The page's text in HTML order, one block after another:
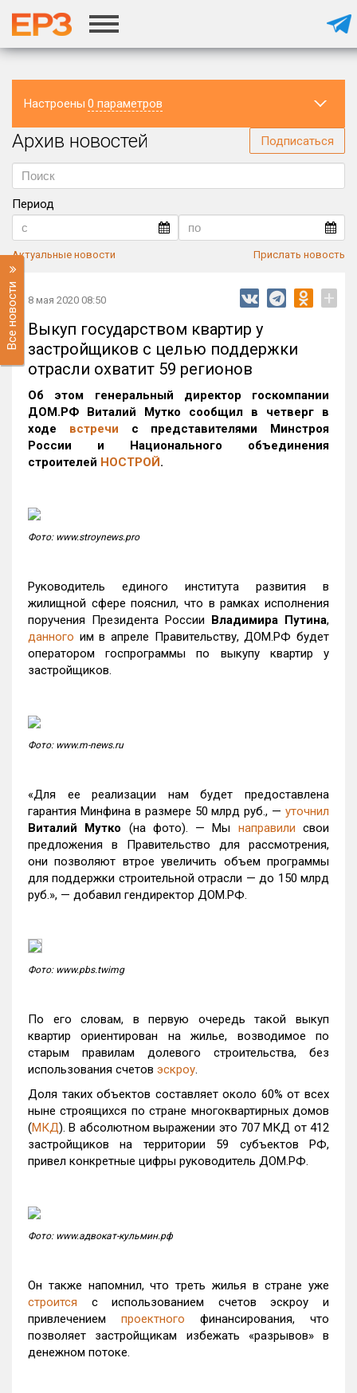
Настроены 0 параметров
Регион
Архив новостей Подписаться
Период
Актуальные новости Прислать новость
Все новости 8 мая 2020 08:50 +
Выкуп государством квартир у
застройщиков с целью поддержки
отрасли охватит 59 регионов
Об этом генеральный директор госкомпании
ДОМ.РФ Виталий Мутко сообщил в четверг в
ходе встречи с представителями Минстроя
России и Национального объединения
строителей НОСТРОЙ.
Фото: www.stroynews.pro
Руководитель единого института развития в
жилищной сфере пояснил, что в рамках исполнения
поручения Президента России Владимира Путина,
данного им в апреле Правительству, ДОМ.РФ будет
оператором госпрограммы по выкупу квартир у
застройщиков.
Фото: www.m-news.ru
«Для ее реализации нам будет предоставлена
гарантия Минфина в размере 50 млрд руб., — уточнил
Виталий Мутко (на фото). — Мы направили свои
предложения в Правительство для рассмотрения,
они позволяют втрое увеличить объем программы
для поддержки строительной отрасли — до 150 млрд
руб.», — добавил гендиректор ДОМ.РФ.
Фото: www.pbs.twimg
По его словам, в первую очередь такой выкуп
квартир ориентирован на жилье, возводимое по
старым правилам долевого строительства, без
использования счетов эскроу.
Доля таких объектов составляет около 60% от всех
ныне строящихся по стране многоквартирных домов
(МКД). В абсолютном выражении это 707 МКД от 412
застройщиков на территории 59 субъектов РФ,
привел конкретные цифры руководитель ДОМ.РФ.
Фото: www.адвокат-кульмин.рф
Он также напомнил, что треть жилья в стране уже
строится с использованием счетов эскроу и
привлечением проектного финансирования, что
позволяет застройщикам избежать «разрывов» в
денежном потоке.